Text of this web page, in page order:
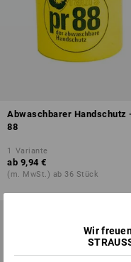
Abwaschbarer Handschutz
88
1 Variante
ab 9,94 €
(m. MwSt.) ab 36 Stück
Wir